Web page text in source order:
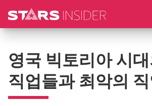
영국 빅토리아 시
직업들과 최악의